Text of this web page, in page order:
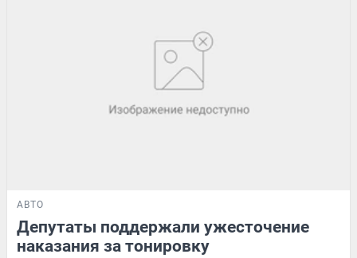
АВТО
Депутаты поддержали ужесточение
наказания за тонировку